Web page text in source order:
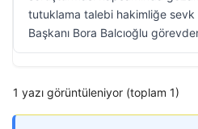
tutuklama talebi hakimliğe sevk
Başkanı Bora Balcıoğlu
1 yazı görüntüleniyor (toplam 1)